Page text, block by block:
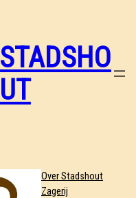
STADSHO
UT
Over Stadshout
Zagerij